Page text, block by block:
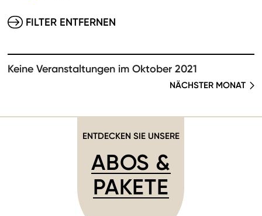
FILTER ENTFERNEN
Keine Veranstaltungen im Oktober 2021
NÄCHSTER MONAT
ENTDECKEN SIE UNSERE
ABOS &
PAKETE